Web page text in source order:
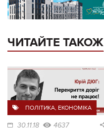
ЧИТАЙТЕ ТАКОЖ
ПОЛІТИКА, ЕКОНОМІКА
30.11.18 4637